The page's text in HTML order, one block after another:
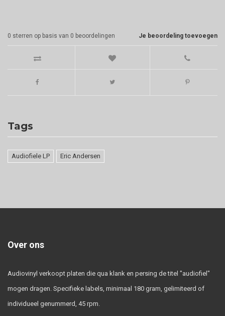
Je beoordeling toevoegen
0 sterren op basis van 0 beoordelingen
Tags
Audiofiele LP Eric Andersen
Over ons
Audiovinyl verkoopt platen die qua klank en persing de titel "audiofiel"
mogen dragen. Specifieke labels, minimaal 180 gram, gelimiteerd of
individueel genummerd, 45 rpm.